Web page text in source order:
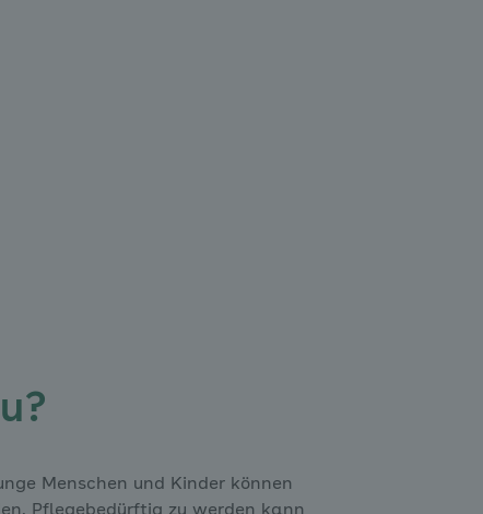
Menschen und Kinder können
Pflegebedürftig zu werden kann